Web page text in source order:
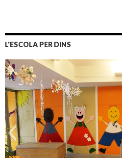
L'ESCOLA PER DINS